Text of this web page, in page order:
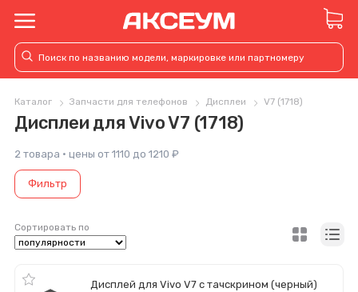
Каталог Запчасти для телефонов Дисплеи V7 (1718)
Дисплеи для Vivo V7 (1718)
2 товара · цены от 1110 до 1210 ₽
Фильтр
Сортировать по
Дисплей для Vivo V7 с тачскрином (черный)